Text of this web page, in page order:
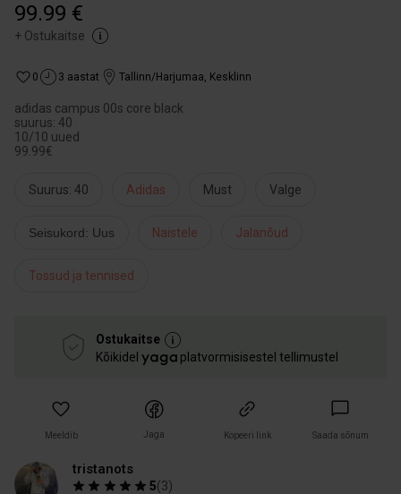
99.99 €
+ Ostukaitse
0 3 aastat Tallinn/Harjumaa, Kesklinn
adidas campus 00s core black
suurus: 40
10/10 uued
99.99€
Suurus: 40 Adidas Must Valge
Seisukord: Uus Naistele Jalanõud
Tossud ja tennised
Ostukaitse
Kõikidel
platvormisisestel tellimustel
Meeldib Jaga Kopeeri link Saada sõnum
tristanots
5(3)